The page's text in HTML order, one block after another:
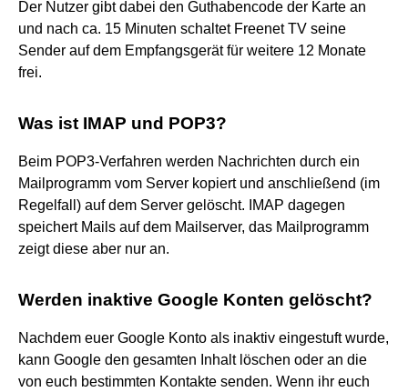
Der Nutzer gibt dabei den Guthabencode der Karte an
und nach ca. 15 Minuten schaltet Freenet TV seine
Sender auf dem Empfangsgerät für weitere 12 Monate
frei.
Was ist IMAP und POP3?
Beim POP3-Verfahren werden Nachrichten durch ein
Mailprogramm vom Server kopiert und anschließend (im
Regelfall) auf dem Server gelöscht. IMAP dagegen
speichert Mails auf dem Mailserver, das Mailprogramm
zeigt diese aber nur an.
Werden inaktive Google Konten gelöscht?
Nachdem euer Google Konto als inaktiv eingestuft wurde,
kann Google den gesamten Inhalt löschen oder an die
von euch bestimmten Kontakte senden. Wenn ihr euch